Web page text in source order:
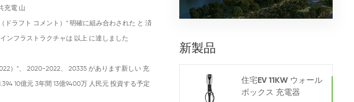
新製品
住宅EV 11KW ウォール
ボックス 充電器
充電 山
ラフト コメント）" 明確に組み合わされた と 済
ンフラストラクチャは 以上 に達しました
）"、 2020-2022、 20335 があります新しい 充
10億元 3年間 13億9400万 人民元 投資する予定